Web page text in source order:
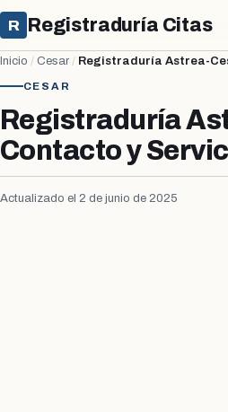
R Registraduría Citas
Inicio / Cesar / Registraduría Astrea-
CESAR
Registraduría
Contacto y
Actualizado el 2 de junio de 2025